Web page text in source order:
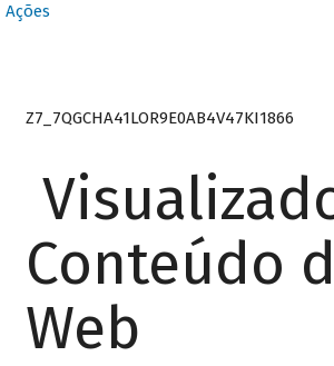
Ações
Z7_7QGCHA41LOR9E0AB4V47KI1866
Conteúdo
Web